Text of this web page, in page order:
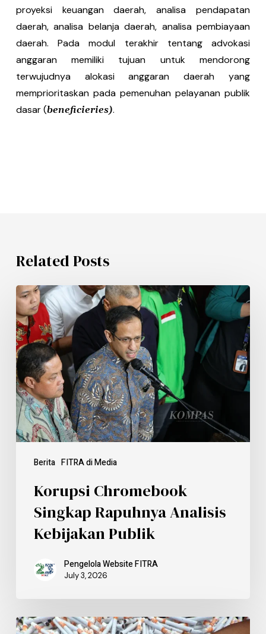
proyeksi keuangan daerah, analisa pendapatan
daerah, analisa belanja daerah, analisa pembiayaan
daerah. Pada modul terakhir tentang advokasi
anggaran memiliki tujuan untuk mendorong
terwujudnya alokasi anggaran daerah yang
memprioritaskan pada pemenuhan pelayanan publik
dasar (beneficieries).
Related Posts
Berita FITRA di Media
Korupsi Chromebook
Singkap Rapuhnya Analisis
Kebijakan Publik
Pengelola Website FITRA
July 3, 2026